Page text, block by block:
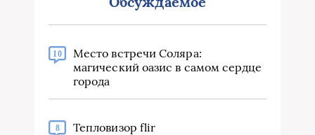
10
Место встречи Соляра:
магический оазис в самом сердце
города
8 Тепловизор flir